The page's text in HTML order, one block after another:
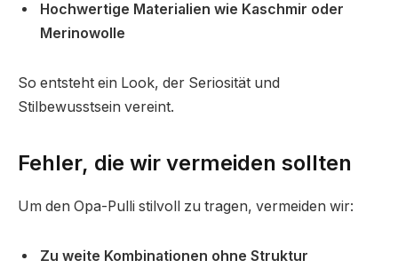
Hochwertige Materialien wie Kaschmir oder
Merinowolle
So entsteht ein Look, der Seriosität und
Stilbewusstsein vereint.
Fehler, die wir vermeiden sollten
Um den Opa-Pulli stilvoll zu tragen, vermeiden wir:
Zu weite Kombinationen ohne Struktur